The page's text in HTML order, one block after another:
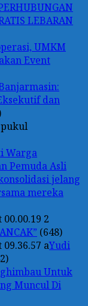
LEBARAN
UMKM
Event
dan
Warga
Pemuda Asli
jelang
mereka
(648)
Yudi
Untuk
Muncul Di